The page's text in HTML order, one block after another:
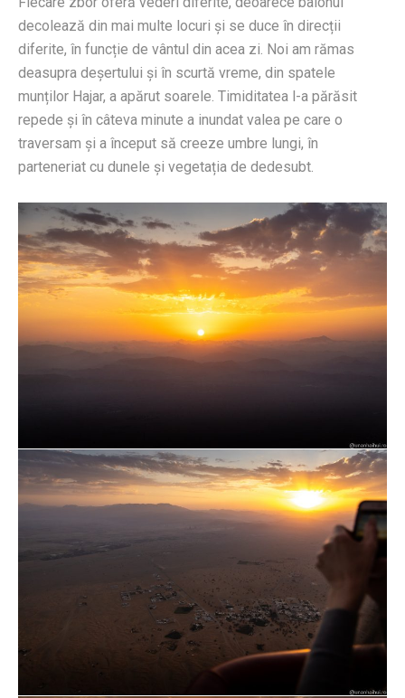
decolează din mai multe locuri și se duce în direcții
diferite, în funcție de vântul din acea zi. Noi am rămas
deasupra deșertului și în scurtă vreme, din spatele
munților Hajar, a apărut soarele. Timiditatea l-a părăsit
repede și în câteva minute a inundat valea pe care o
traversam și a început să creeze umbre lungi, în
parteneriat cu dunele și vegetația de dedesubt.